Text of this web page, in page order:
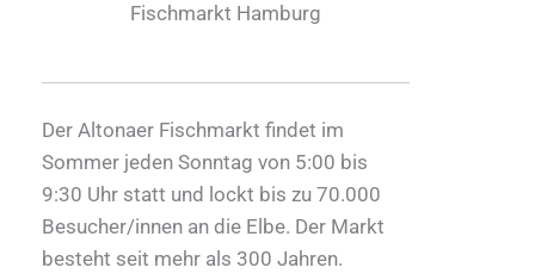
Fischmarkt Hamburg
Der Altonaer Fischmarkt findet im
Sommer jeden Sonntag von 5:00 bis
9:30 Uhr statt und lockt bis zu 70.000
Besucher/innen an die Elbe. Der Markt
besteht seit mehr als 300 Jahren.